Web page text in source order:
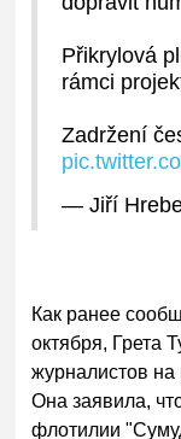
Přikrylová
rámci
Zadržení
— Jiří
Как ранее
октября, Грета
журналистов
Она заявила,
флотилии